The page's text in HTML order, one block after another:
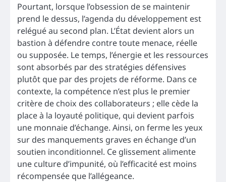
Pourtant, lorsque l’obsession de se maintenir
prend le dessus, l’agenda du développement est
relégué au second plan. L’État devient alors un
bastion à défendre contre toute menace, réelle
ou supposée. Le temps, l’énergie et les ressources
sont absorbés par des stratégies défensives
plutôt que par des projets de réforme. Dans ce
contexte, la compétence n’est plus le premier
critère de choix des collaborateurs ; elle cède la
place à la loyauté politique, qui devient parfois
une monnaie d’échange. Ainsi, on ferme les yeux
sur des manquements graves en échange d’un
soutien inconditionnel. Ce glissement alimente
une culture d’impunité, où l’efficacité est moins
récompensée que l’allégeance.